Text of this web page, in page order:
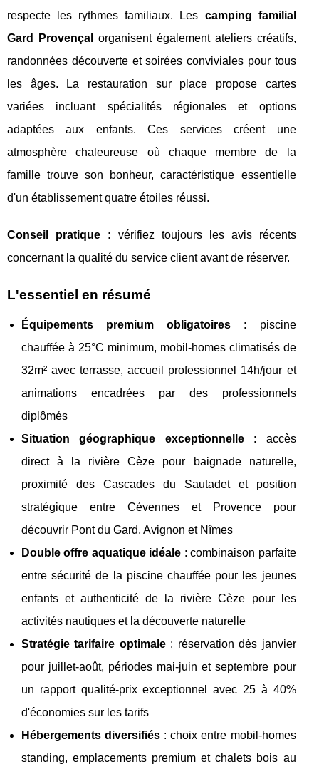
respecte les rythmes familiaux. Les camping familial
Gard Provençal
organisent également ateliers créatifs,
randonnées découverte et soirées conviviales pour tous
les âges. La restauration sur place propose cartes
variées incluant spécialités régionales et options
adaptées aux enfants. Ces services créent une
atmosphère chaleureuse où chaque membre de la
famille trouve son bonheur, caractéristique essentielle
d'un établissement quatre étoiles réussi.
Conseil pratique : vérifiez toujours les avis récents
concernant la qualité du service client avant de réserver.
L'essentiel en résumé
Équipements premium obligatoires : piscine
chauffée à 25°C minimum, mobil-homes climatisés de
32m² avec terrasse, accueil professionnel 14h/jour et
animations encadrées par des professionnels
diplômés
Situation géographique exceptionnelle: accès
direct à la rivière Cèze pour baignade naturelle,
proximité des Cascades du Sautadet et position
stratégique entre Cévennes et Provence pour
découvrir Pont du Gard, Avignon et Nîmes
Double offre aquatique idéale : combinaison parfaite
entre sécurité de la piscine chauffée pour les jeunes
enfants et authenticité de la rivière Cèze pour les
activités nautiques et la découverte naturelle
Stratégie tarifaire optimale: réservation dès janvier
pour juillet-août, périodes mai-juin et septembre pour
un rapport qualité-prix exceptionnel avec 25 à 40%
d'économies sur les tarifs
Hébergements diversifiés : choix entre mobil-homes
standing, emplacements premium et chalets bois au